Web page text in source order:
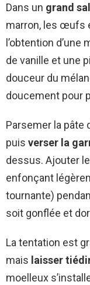
Dans un grand
marron, les œufs
l’obtention
de vanille et une
douceur du
doucement pour
Parsemer la pâte
puis verser la
dessus. Ajouter
enfonçant
tournante)
soit gonflée et
La tentation est
mais laisser
moelleux